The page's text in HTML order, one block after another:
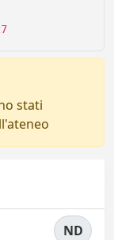
stati
ND